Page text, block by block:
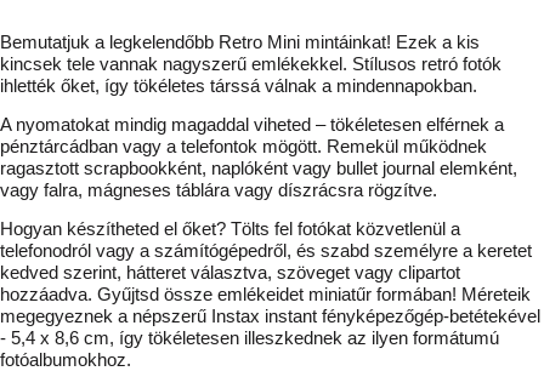
Bemutatjuk a legkelendőbb Retro Mini mintáinkat! Ezek a kis
kincsek tele vannak nagyszerű emlékekkel. Stílusos retró fotók
ihlették őket, így tökéletes társsá válnak a mindennapokban.
A nyomatokat mindig magaddal viheted – tökéletesen elférnek a
pénztárcádban vagy a telefontok mögött. Remekül működnek
ragasztott scrapbookként, naplóként vagy bullet journal elemként,
vagy falra, mágneses táblára vagy díszrácsra rögzítve.
Hogyan készítheted el őket? Tölts fel fotókat közvetlenül a
telefonodról vagy a számítógépedről, és szabd személyre a keretet
kedved szerint, hátteret választva, szöveget vagy clipartot
hozzáadva. Gyűjtsd össze emlékeidet miniatűr formában! Méreteik
megegyeznek a népszerű Instax instant fényképezőgép-betétekével
- 5,4 x 8,6 cm, így tökéletesen illeszkednek az ilyen formátumú
fotóalbumokhoz.